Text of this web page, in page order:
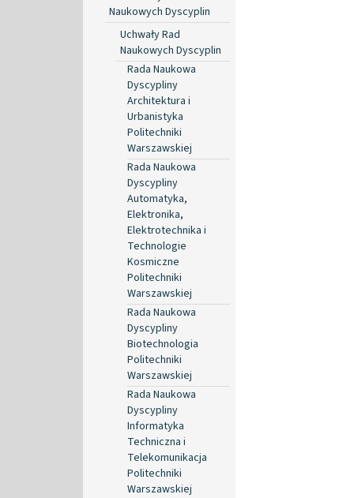
Naukowych Dyscyplin
Uchwały Rad
Naukowych Dyscyplin
Rada Naukowa
Dyscypliny
Architektura i
Urbanistyka
Politechniki
Warszawskiej
Rada Naukowa
Dyscypliny
Automatyka,
Elektronika,
Elektrotechnika i
Technologie
Kosmiczne
Politechniki
Warszawskiej
Rada Naukowa
Dyscypliny
Biotechnologia
Politechniki
Warszawskiej
Rada Naukowa
Dyscypliny
Informatyka
Techniczna i
Telekomunikacja
Politechniki
Warszawskiej